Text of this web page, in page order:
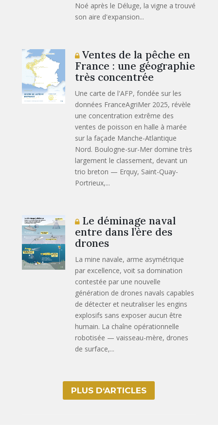
Noé après le Déluge, la vigne a trouvé
son aire d'expansion...
Ventes de la pêche en
France : une géographie
très concentrée
Une carte de l'AFP, fondée sur les
données FranceAgriMer 2025, révèle
une concentration extrême des
ventes de poisson en halle à marée
sur la façade Manche-Atlantique
Nord. Boulogne-sur-Mer domine très
largement le classement, devant un
trio breton — Erquy, Saint-Quay-
Portrieux,...
Le déminage naval
entre dans l’ère des
drones
La mine navale, arme asymétrique
par excellence, voit sa domination
contestée par une nouvelle
génération de drones navals capables
de détecter et neutraliser les engins
explosifs sans exposer aucun être
humain. La chaîne opérationnelle
robotisée — vaisseau-mère, drones
de surface,...
PLUS D‘ARTICLES